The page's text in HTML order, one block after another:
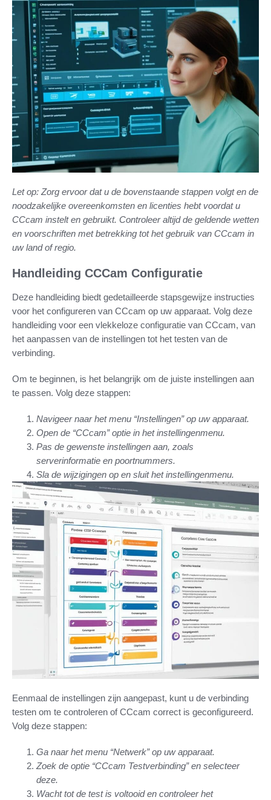
Let op: Zorg ervoor dat u de bovenstaande stappen volgt en de
noodzakelijke overeenkomsten en licenties hebt voordat u
CCcam instelt en gebruikt. Controleer altijd de geldende wetten
en voorschriften met betrekking tot het gebruik van CCcam in
uw land of regio.
Handleiding CCCam Configuratie
Deze handleiding biedt gedetailleerde stapsgewijze instructies
voor het configureren van CCcam op uw apparaat. Volg deze
handleiding voor een vlekkeloze configuratie van CCcam, van
het aanpassen van de instellingen tot het testen van de
verbinding.
Om te beginnen, is het belangrijk om de juiste instellingen aan
te passen. Volg deze stappen:
Navigeer naar het menu “Instellingen” op uw apparaat.
Open de “CCcam” optie in het instellingenmenu.
Pas de gewenste instellingen aan, zoals
serverinformatie en poortnummers.
Sla de wijzigingen op en sluit het instellingenmenu.
Eenmaal de instellingen zijn aangepast, kunt u de verbinding
testen om te controleren of CCcam correct is geconfigureerd.
Volg deze stappen:
Ga naar het menu “Netwerk” op uw apparaat.
Zoek de optie “CCcam Testverbinding” en selecteer
deze.
Wacht tot de test is voltooid en controleer het